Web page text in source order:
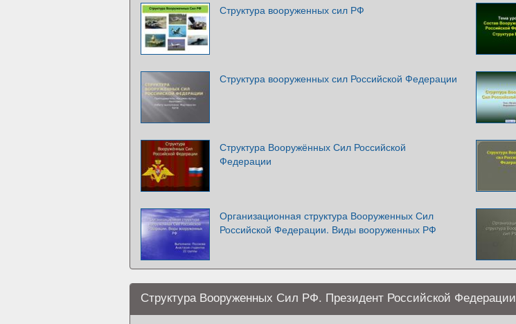
Структура вооруженных сил РФ
Структура вооруженных сил Российской Федерации
Структура Вооружённых Сил Российской
Федерации
Организационная структура Вооруженных Сил
Российской Федерации. Виды вооруженных РФ
Структура Вооруженных Сил РФ. Президент Российской Федерации